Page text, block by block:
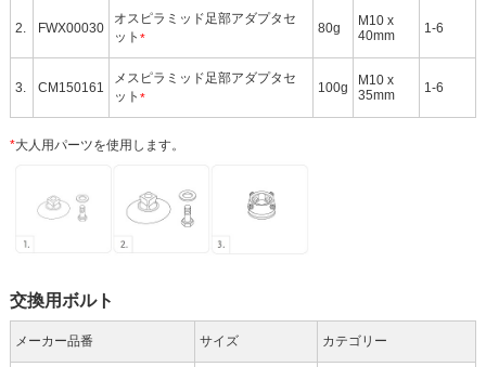
2. FWX00030
オスピラミッド足部アダプタセ
ット *
80g
M10 x
40mm
1-6
3. CM150161
メスピラミッド足部アダプタセ
ット *
100g
M10 x
35mm
1-6
*大人用パーツを使用します。
交換用ボルト
メーカー品番 サイズ カテゴリー